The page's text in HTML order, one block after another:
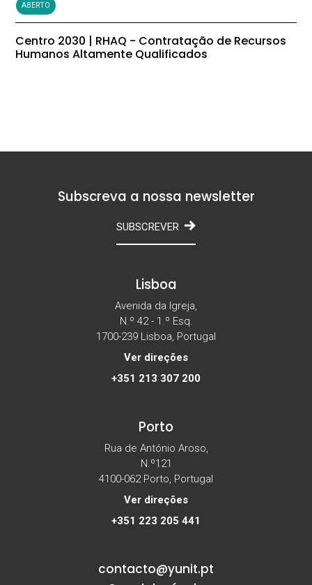
ABERTO
Centro 2030 | RHAQ - Contratação de Recursos
Humanos Altamente Qualificados
Subscreva a nossa newsletter
SUBSCREVER
Lisboa
Avenida da Igreja,
N.º 42 - 1.º Esq.
1700-239 Lisboa, Portugal
Ver direções
+351 213 307 200
Porto
Rua de António Aroso,
N.º121
4100-062 Porto, Portugal
Ver direções
+351 223 205 441
contacto@yunit.pt